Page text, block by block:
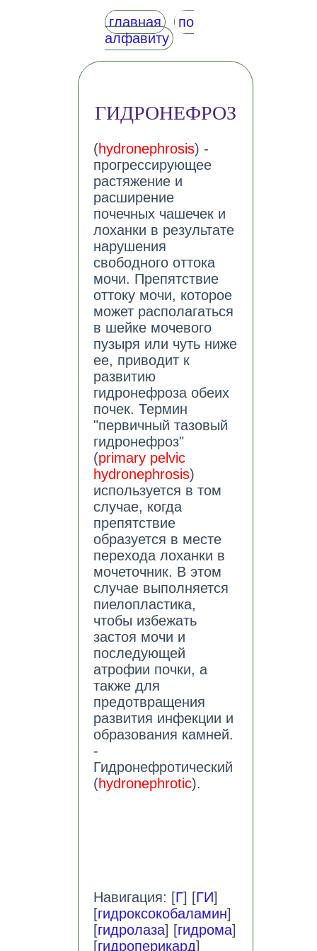
главная
по
алфавиту
ГИДРОНЕФРОЗ
(hydronephrosis) -
прогрессирующее
растяжение и
расширение
почечных чашечек и
лоханки в результате
нарушения
свободного оттока
мочи. Препятствие
оттоку мочи, которое
может располагаться
в шейке мочевого
пузыря или чуть ниже
ее, приводит к
развитию
гидронефроза обеих
почек. Термин
"первичный тазовый
гидронефроз"
(primary pelvic
hydronephrosis)
используется в том
случае, когда
препятствие
образуется в месте
перехода лоханки в
мочеточник. В этом
случае выполняется
пиелопластика,
чтобы избежать
застоя мочи и
последующей
атрофии почки, а
также для
предотвращения
развития инфекции и
образования камней.
-
Гидронефротический
(hydronephrotic).
Навигация: [Г] [ГИ]
[гидроксокобаламин]
[гидролаза] [гидрома]
[гидроперикард]